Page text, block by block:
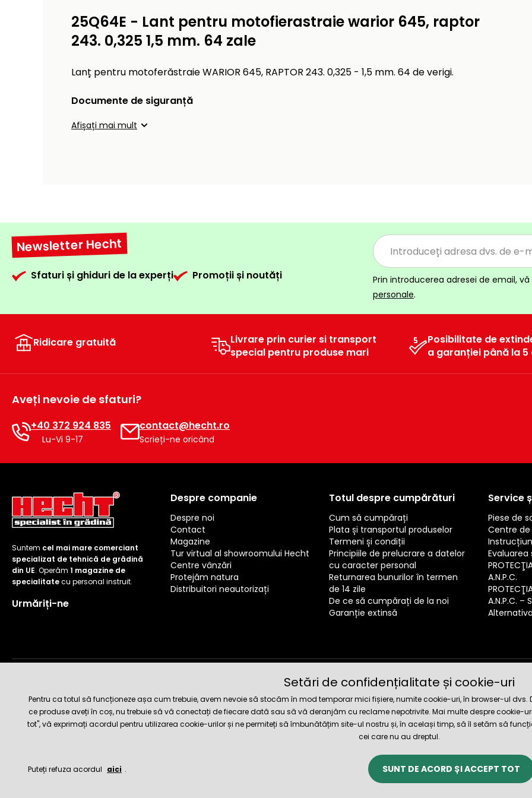
25Q64E - Lant pentru motofierastraie warior 645, raptor
243. 0,325 1,5 mm. 64 zale
Lanț pentru motoferăstraie WARIOR 645, RAPTOR 243. 0,325 - 1,5 mm. 64 de verigi.
Documente de siguranță
Afișați mai mult
Newsletter Hecht
Sfaturi și ghiduri de la experți Promoții și noutăți
Prin introducerea adresei de email,
personale.
Ridicare gratuită
Livrare prin curier si transport
special pentru produse mari
Posibilitate de
a garanției până la 5
Aveți nevoie de sfaturi?
+40 372 924 835
Lu-Vi 9-17
contact@hecht.ro
Scrieți-ne oricând
Suntem cel mai mare comerciant
specializat de tehnică de grădină
din UE. Operăm 1 magazine de
specialitatecu personal instruit.
Urmăriți-ne
Despre companie
Despre noi
Contact
Magazine
Tur virtual al showroomului Hecht
Centre vânzări
Protejăm natura
Distribuitori neautorizați
Totul despre cumpărături
Cum să cumpărați
Plata și transportul produselor
Termeni și condiții
Principiile de prelucrare a datelor
cu caracter personal
Returnarea bunurilor în termen
de 14 zile
De ce să cumpărați de la noi
Garanție extinsă
Service
Piese de
Centre
A.N.P.C.
A.N.P.C. –
Metode de livrare și plată
Setări de confidențialitate și cookie-uri
Pentru ca totul să funcționeze așa cum trebuie, avem nevoie să stocăm în mod temporar mici fișiere, numite cookie-uri, în browser-ul
ce produse aveți în coș, nu trebuie să vă conectați de fiecare dată sau să vă deranjăm cu reclame nepotrivite. Mai multe despre cookie-
tot", vă exprimați acordul pentru utilizarea cookie-urilor și ne permiteți să îmbunătățim site-ul nostru și, în același timp, să îl setăm să
cei care nu au dreptul.
Puteți refuza acordul aici . SUNT DE ACORD ȘI ACCEPT TOT